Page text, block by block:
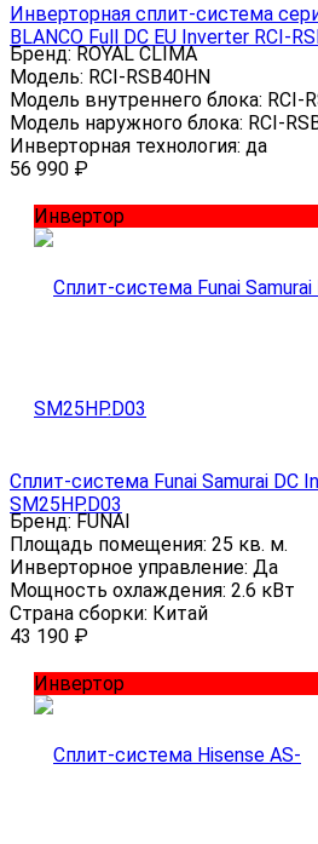
Инверторная сплит-система
BLANCO Full DC EU Inverter RCI-
Бренд:ROYAL CLIMA
Модель: RCI-RSB40HN
Модель внутреннего блока: RCI-
Модель наружного блока: RCI-
Инверторная технология: да
56 990 ₽
Инвертор
Сплит-система Funai Samurai DC
SM25HP.D03
Бренд:FUNAI
Площадь помещения: 25 кв. м.
Инверторное управление: Да
Мощность охлаждения: 2.6 кВт
Страна сборки: Китай
43 190 ₽
Инвертор